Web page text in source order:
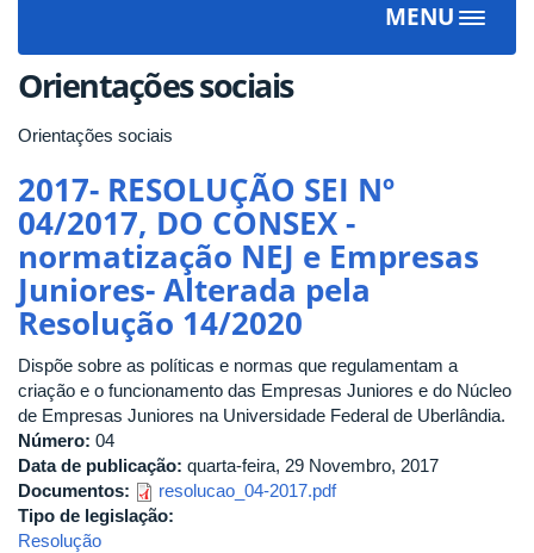
MENU
Toggle
Orientações sociais
Orientações sociais
2017- RESOLUÇÃO SEI Nº
04/2017, DO CONSEX -
normatização NEJ e Empresas
Juniores- Alterada pela
Resolução 14/2020
Dispõe sobre as políticas e normas que regulamentam a
criação e o funcionamento das Empresas Juniores e do Núcleo
de Empresas Juniores na Universidade Federal de Uberlândia.
Número: 04
Data de publicação: quarta-feira, 29 Novembro, 2017
Documentos:
resolucao_04-2017.pdf
Tipo de legislação:
Resolução